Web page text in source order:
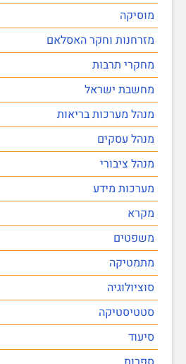
מוסיקה
מזרחנות וחקר האסלאם
מחקרי תרבות
מחשבת ישראל
מנהל מערכות בריאות
מנהל עסקים
מנהל ציבורי
מערכות מידע
מקרא
משפטים
מתמטיקה
סוציולוגיה
סטטיסטיקה
סיעוד